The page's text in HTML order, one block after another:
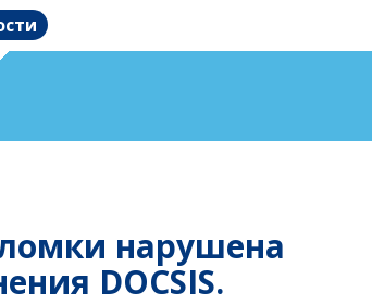
нарушена
DOCSIS.